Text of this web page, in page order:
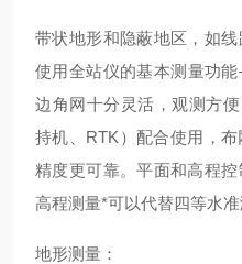
带状地形和隐蔽地区，如
使用全站仪的基本测量功能
边角网十分灵活，观测方
持机、RTK）配合使用，
精度更可靠。平面和高程
高程测量*可以代替四等水准
地形测量：